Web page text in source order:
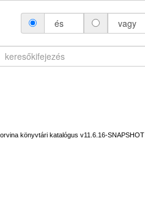
és vagy
könyvtári katalógus v11.6.16-SNAPSHOT